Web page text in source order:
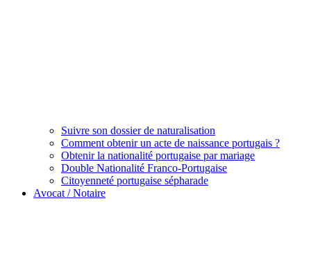
Suivre son dossier de naturalisation
Comment obtenir un acte de naissance portugais ?
Obtenir la nationalité portugaise par mariage
Double Nationalité Franco-Portugaise
Citoyenneté portugaise sépharade
Avocat / Notaire